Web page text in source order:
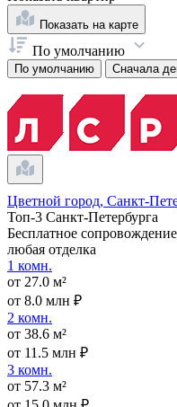
Показать на карте
По умолчанию
По умолчанию Сначала
Цветной город, Санкт-
Топ-3 Санкт-Петербурга
Бесплатное
любая отделка
1 комн.
от 27.0 м²
от 8.0 млн ₽
2 комн.
от 38.6 м²
от 11.5 млн ₽
3 комн.
от 57.3 м²